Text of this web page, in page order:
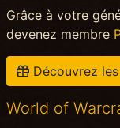
Grâce à votre
devenez membre
Découvrez
World of